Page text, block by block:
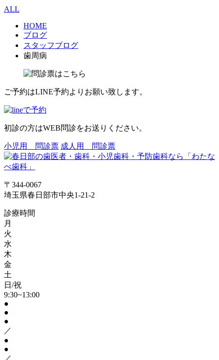
ALL
HOME
ブログ
スタッフブログ
歯周病
ご予約はLINE予約よりお願い致します。
初診の方はWEB問診をお送りください。
小児用 問診票 成人用 問診票
〒344-0067
埼玉県春日部市中央1-21-2
診療時間
月
火
水
木
金
土
日/祝
9:30~13:00
●
●
●
／
●
●
／